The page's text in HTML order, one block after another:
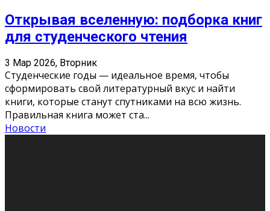
Открывая вселенную: подборка книг
для студенческого чтения
3 Мар 2026, Вторник
Студенческие годы — идеальное время, чтобы
сформировать свой литературный вкус и найти
книги, которые станут спутниками на всю жизнь.
Правильная книга может ста...
Новости